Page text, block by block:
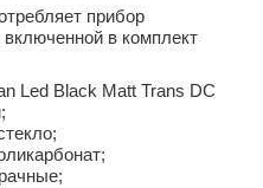
прибор
в комплект
Led Black Matt Trans DC